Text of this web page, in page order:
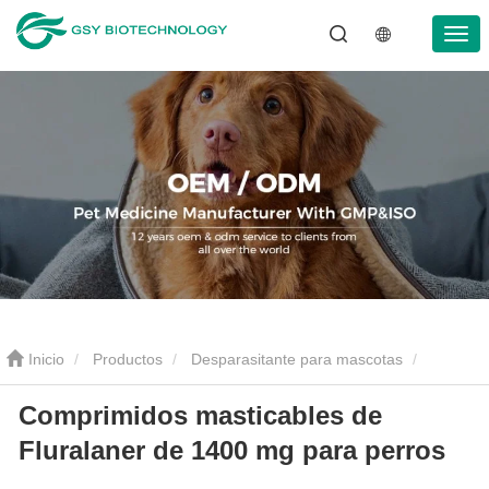
Inicio Productos Desparasitante para mascotas
Tabletas antiparasitarias para mascotas Comprimidos
masticables de Fluralaner de 1400 mg para perros
Comprimidos masticables de
Fluralaner de 1400 mg para perros